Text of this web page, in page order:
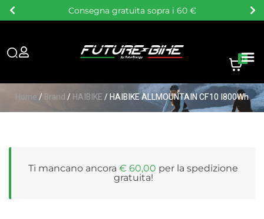
Consegna gratuita sopra i 60 €
0
Home/Brand/ HAIBIKE/ HAIBIKE ALLMOUNTAIN CF10 I800Wh
Ti mancano ancora € 60,00 per la spedizione
gratuita!